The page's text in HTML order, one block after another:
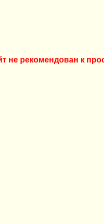
не рекомендован к